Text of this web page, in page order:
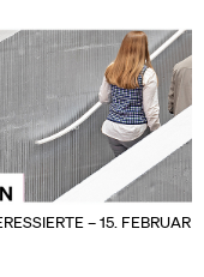
– 15. FEBRUAR